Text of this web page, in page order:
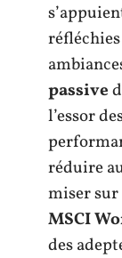
passive
l’essor
réduire
miser sur
MSCI
des